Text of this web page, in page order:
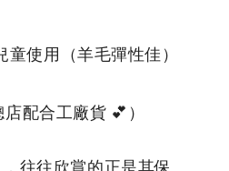
使用（羊毛彈性佳）
配合工廠貨 💕）